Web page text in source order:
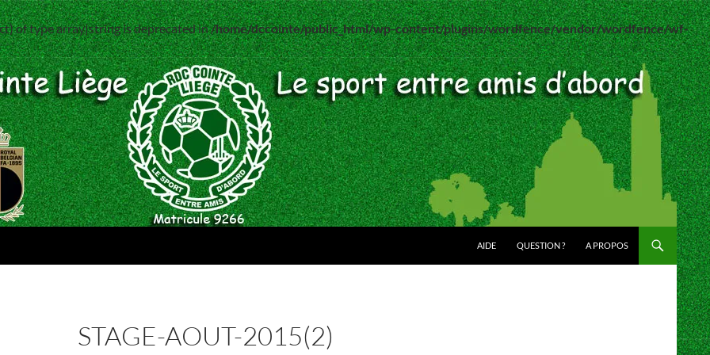
of type array|string is deprecated in/home/dccointe/public_html/wp-content/plugins/wordfence/vendor/wordfence/wf-
AIDE QUESTION ? A PROPOS
STAGE-AOUT-2015(2)